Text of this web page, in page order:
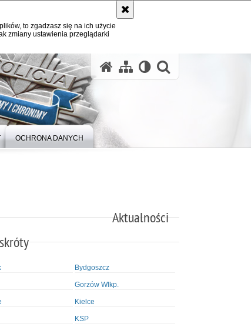
to zgadzasz się na ich użycie
zmiany ustawienia przeglądarki
OCHRONA DANYCH
Aktualności
Bydgoszcz
Gorzów Wlkp.
Kielce
KSP